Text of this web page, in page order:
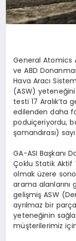
GeneralAtomics
ve ABD
Hava Aracı
(ASW)
testi 17 Aralık’ta
edilenden daha
poduiçeriyordu,
şamandırası)
GA-ASI Başkanı
Çoklu Statik Aktif
olmak üzere
arama
gelişmiş ASW
ayrılmaz bir
yeteneğinin
müşterilerimiz